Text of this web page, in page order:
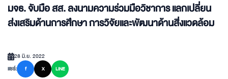
มจธ. จับมือ สส. ลงนามความร่วมมือวิชาการ แลกเปลี่ยน
ส่งเสริมด้านการศึกษา การวิจัยและพัฒนาด้านสิ่งแวดล้อม
28 มิ.ย. 2022
แชร์:
f X LINE